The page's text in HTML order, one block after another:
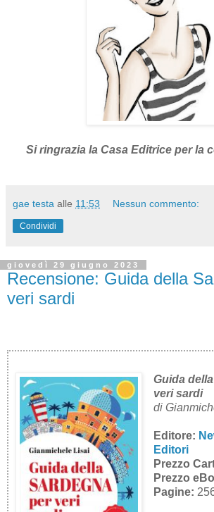
Si ringrazia la Casa Editrice per la
gae testa alle 11:53 Nessun commento:
Condividi
giovedì 29 giugno 2023
Recensione: Guida della
veri sardi
Guida
veri sardi
di
Editore:
Editori
Prezzo
Prezzo
Pagine: